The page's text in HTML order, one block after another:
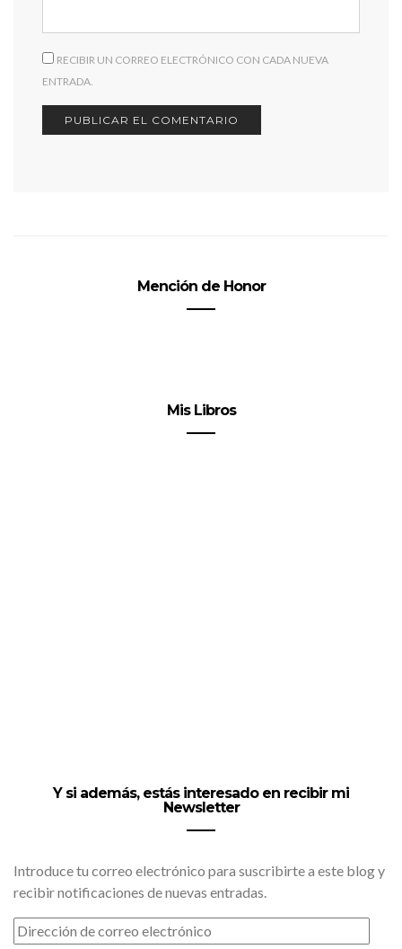
RECIBIR UN CORREO ELECTRÓNICO CON CADA NUEVA
ENTRADA.
Mención de Honor
Mis Libros
Y si además, estás interesado en recibir mi
Newsletter
Introduce tu correo electrónico para suscribirte a este blog y
recibir notificaciones de nuevas entradas.
DIRECCIÓN
DE